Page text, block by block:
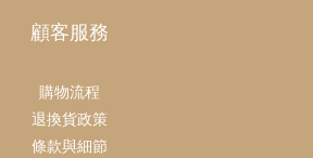
顧客服務
購物流程
退換貨政策
條款與細節